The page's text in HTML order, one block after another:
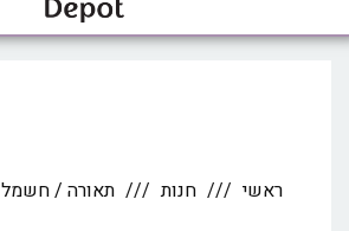
ראשי חנות תאורה / חשמל